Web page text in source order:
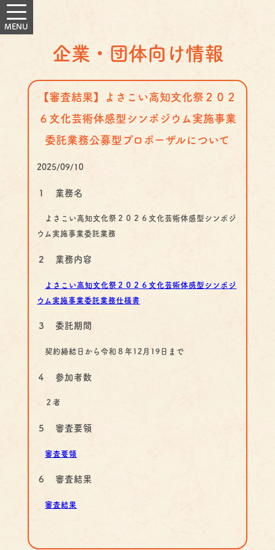
企業・団体向け情報
【審査結果】よさこい高知文化祭２０２
６文化芸術体感型シンポジウム実施事業
委託業務公募型プロポーザルについて
2025/09/10
１ 業務名
よさこい高知文化祭２０２６文化芸術体感型シンポジ
ウム実施事業委託業務
２ 業務内容
よさこい高知文化祭２０２６文化芸術体感型シンポジ
ウム実施事業委託業務仕様書
３ 委託期間
契約締結日から令和８年12月19日まで
４ 参加者数
２者
５ 審査要領
審査要領
６ 審査結果
審査結果